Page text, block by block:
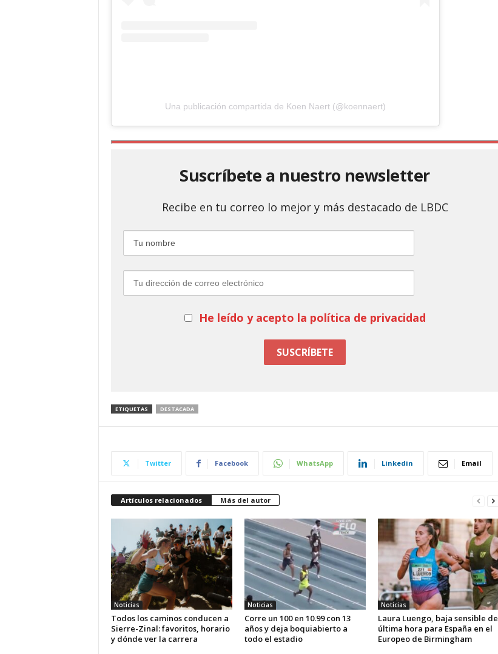
Una publicación compartida de Koen Naert (@koennaert)
Suscríbete a nuestro newsletter
Recibe en tu correo lo mejor y más destacado de LBDC
He leído y acepto la política de privacidad
ETIQUETAS DESTACADA
Twitter Facebook WhatsApp Linkedin Email
Artículos relacionados Más del autor
Noticias
Todos los caminos conducen a
Sierre-Zinal: favoritos, horario
y dónde ver la carrera
Noticias
Corre un 100 en 10.99 con 13
años y deja boquiabierto a
todo el estadio
Noticias
Laura Luengo, baja sensible de
última hora para España en el
Europeo de Birmingham